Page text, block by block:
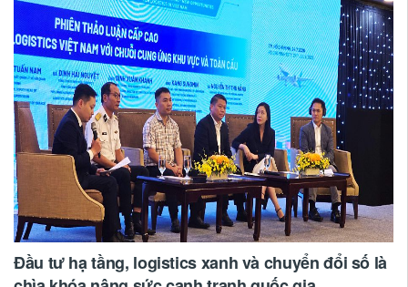
Đầu tư hạ tầng, logistics xanh và chuyển đổi số là